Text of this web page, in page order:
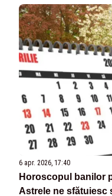
6 apr. 2026, 17:40
Horoscopul banilor
Astrele ne sfătuiesc